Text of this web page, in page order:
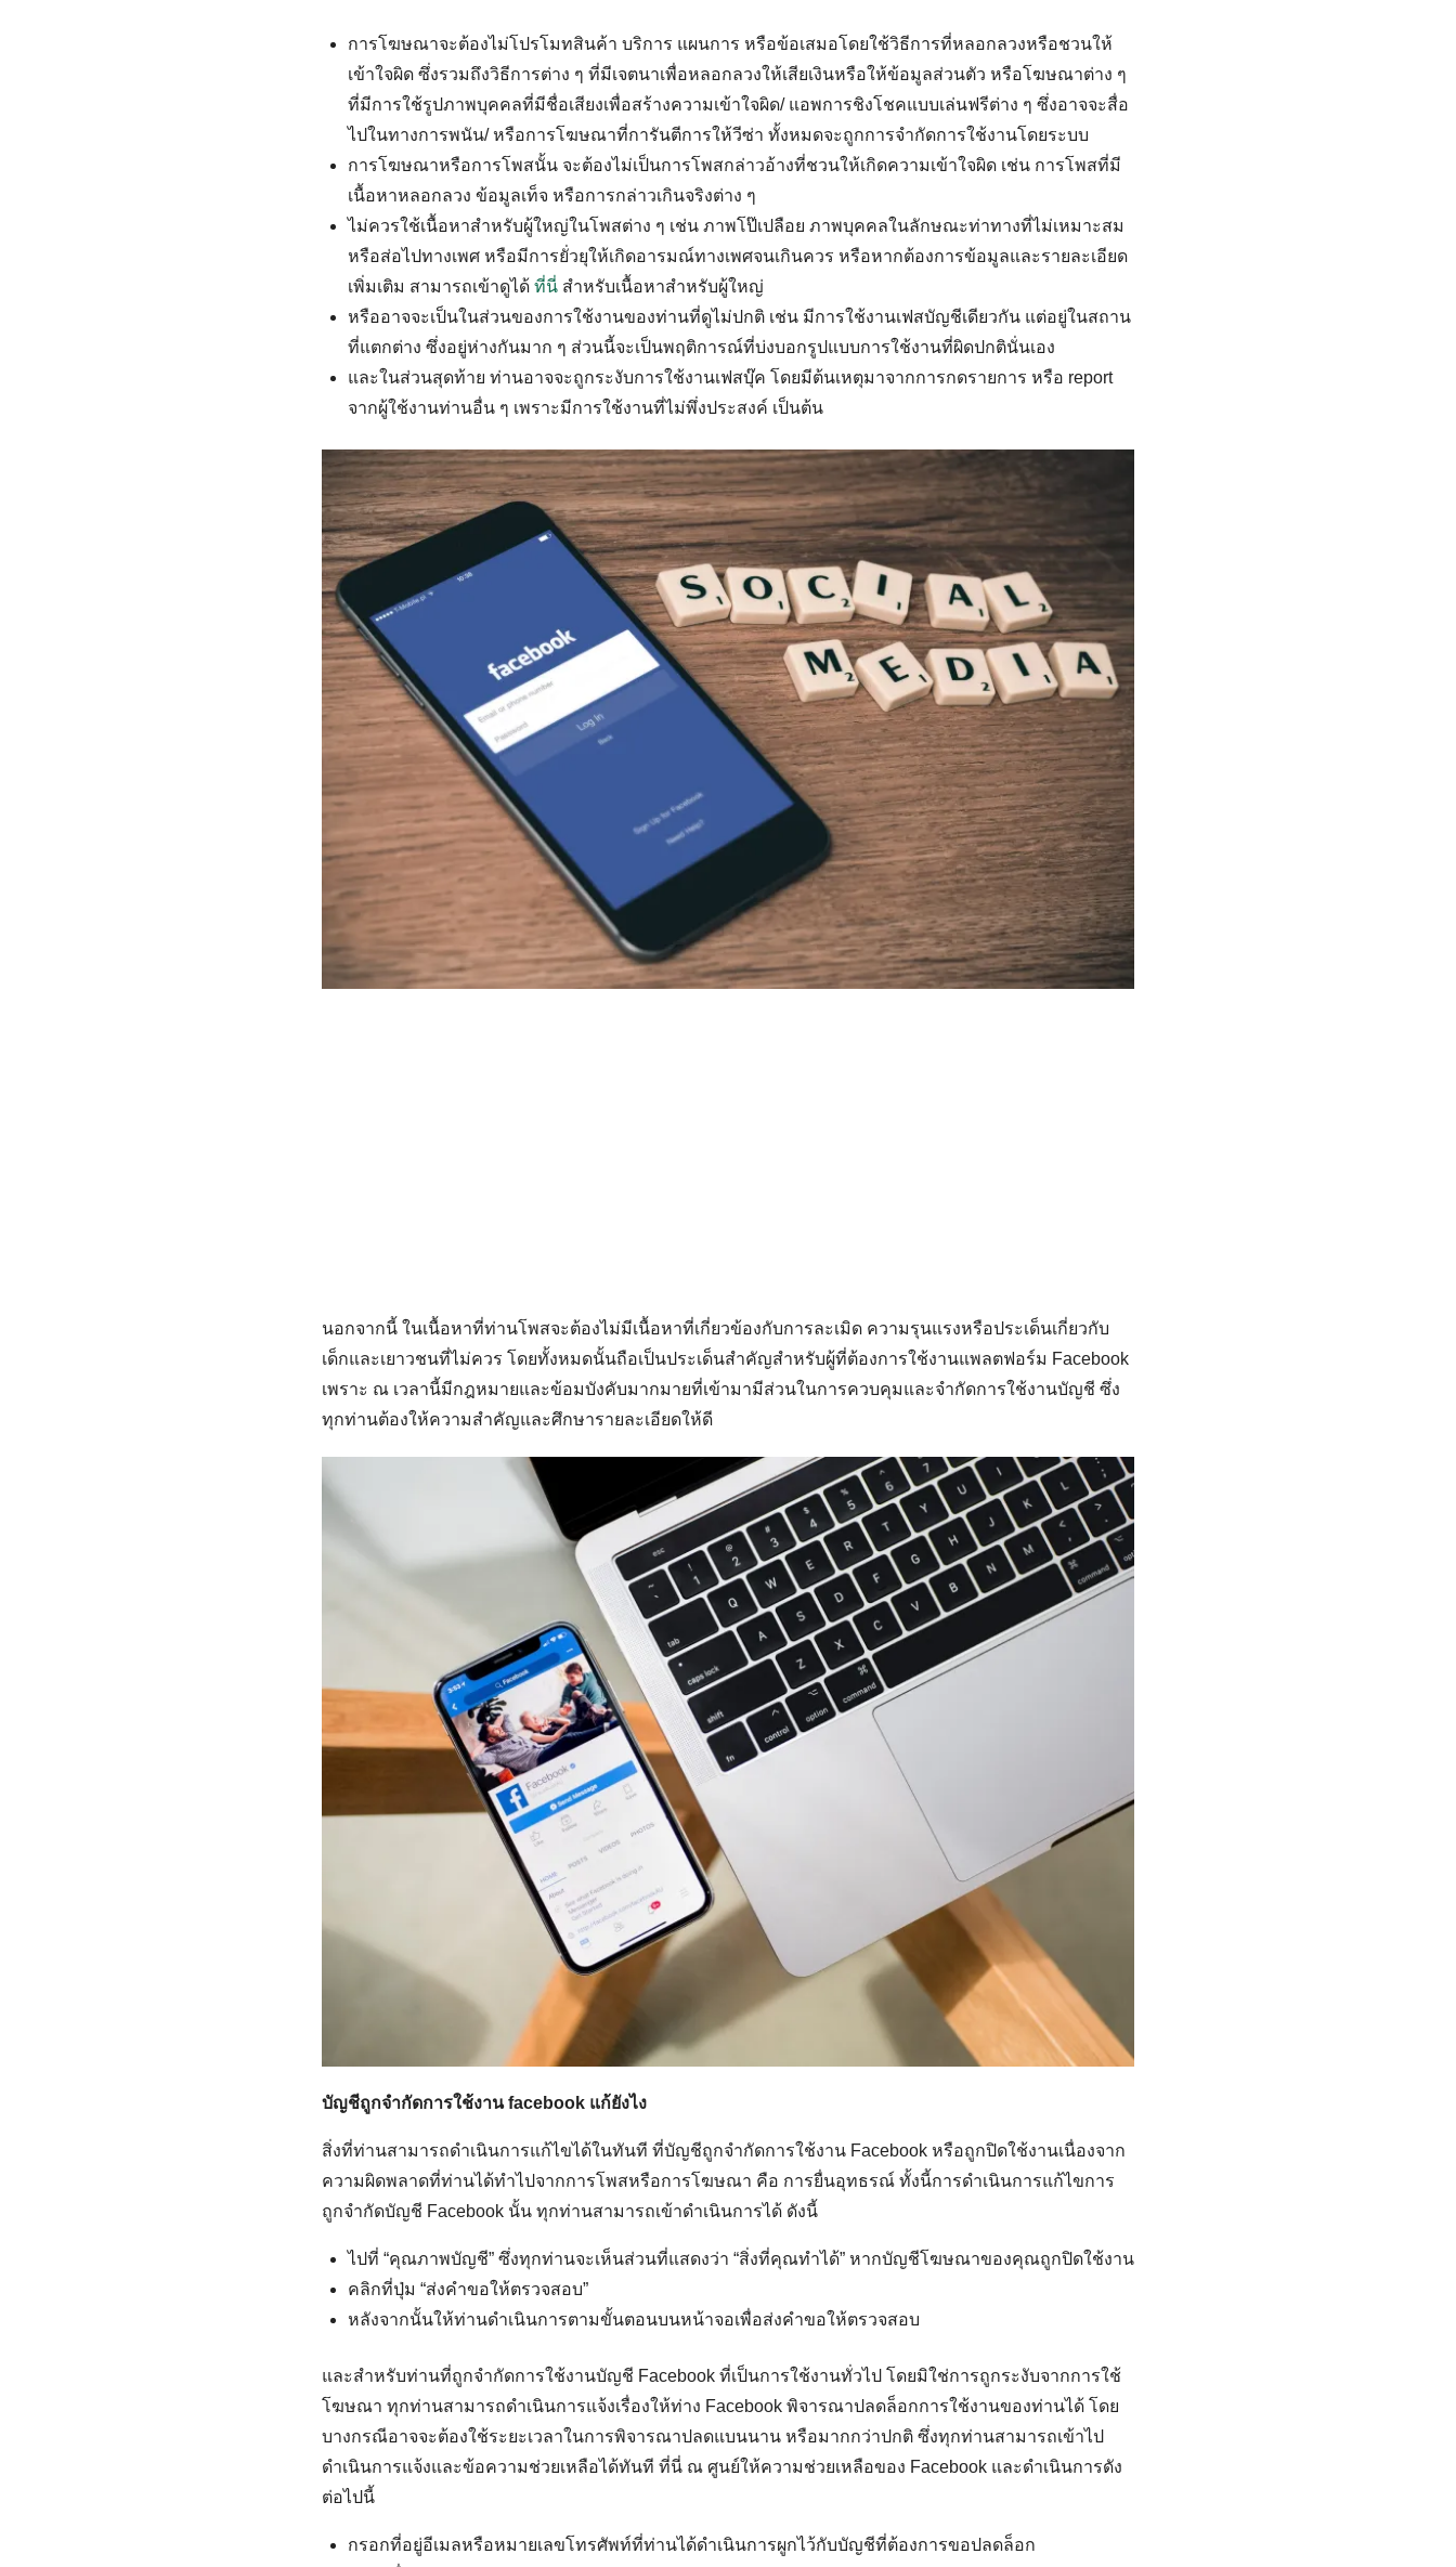
Search
การโฆษณาจะต้องไม่โปรโมทสินค้า บริการ แผนการ หรือข้อเสมอโดยใช้วิธีการที่หลอกลวงหรือชวนให้
เข้าใจผิด ซึ่งรวมถึงวิธีการต่าง ๆ ที่มีเจตนาเพื่อหลอกลวงให้เสียเงินหรือให้ข้อมูลส่วนตัว หรือโฆษณาต่าง ๆ
ที่มีการใช้รูปภาพบุคคลที่มีชื่อเสียงเพื่อสร้างความเข้าใจผิด/ แอพการชิงโชคแบบเล่นฟรีต่าง ๆ ซึ่งอาจจะสื่อ
ไปในทางการพนัน/ หรือการโฆษณาที่การันตีการให้วีซ่า ทั้งหมดจะถูกการจำกัดการใช้งานโดยระบบ
การโฆษณาหรือการโพสนั้น จะต้องไม่เป็นการโพสกล่าวอ้างที่ชวนให้เกิดความเข้าใจผิด เช่น การโพสที่มี
เนื้อหาหลอกลวง ข้อมูลเท็จ หรือการกล่าวเกินจริงต่าง ๆ
ไม่ควรใช้เนื้อหาสำหรับผู้ใหญ่ในโพสต่าง ๆ เช่น ภาพโป๊เปลือย ภาพบุคคลในลักษณะท่าทางที่ไม่เหมาะสม
หรือส่อไปทางเพศ หรือมีการยั่วยุให้เกิดอารมณ์ทางเพศจนเกินควร หรือหากต้องการข้อมูลและรายละเอียด
เพิ่มเติม สามารถเข้าดูได้ ที่นี่ สำหรับเนื้อหาสำหรับผู้ใหญ่
หรืออาจจะเป็นในส่วนของการใช้งานของท่านที่ดูไม่ปกติ เช่น มีการใช้งานเฟสบัญชีเดียวกัน แต่อยู่ในสถาน
ที่แตกต่าง ซึ่งอยู่ห่างกันมาก ๆ ส่วนนี้จะเป็นพฤติการณ์ที่บ่งบอกรูปแบบการใช้งานที่ผิดปกตินั่นเอง
และในส่วนสุดท้าย ท่านอาจจะถูกระงับการใช้งานเฟสบุ๊ค โดยมีต้นเหตุมาจากการกดรายการ หรือ report
จากผู้ใช้งานท่านอื่น ๆ เพราะมีการใช้งานที่ไม่พึ่งประสงค์ เป็นต้น
นอกจากนี้ ในเนื้อหาที่ท่านโพสจะต้องไม่มีเนื้อหาที่เกี่ยวข้องกับการละเมิด ความรุนแรงหรือประเด็นเกี่ยวกับ
เด็กและเยาวชนที่ไม่ควร โดยทั้งหมดนั้นถือเป็นประเด็นสำคัญสำหรับผู้ที่ต้องการใช้งานแพลตฟอร์ม Facebook
เพราะ ณ เวลานี้มีกฎหมายและข้อมบังคับมากมายที่เข้ามามีส่วนในการควบคุมและจำกัดการใช้งานบัญชี ซึ่ง
ทุกท่านต้องให้ความสำคัญและศึกษารายละเอียดให้ดี
บัญชีถูกจำกัดการใช้งานfacebook แก้ยังไง
สิ่งที่ท่านสามารถดำเนินการแก้ไขได้ในทันที ที่บัญชีถูกจำกัดการใช้งาน Facebook หรือถูกปิดใช้งานเนื่องจาก
ความผิดพลาดที่ท่านได้ทำไปจากการโพสหรือการโฆษณา คือ การยื่นอุทธรณ์ ทั้งนี้การดำเนินการแก้ไขการ
ถูกจำกัดบัญชี Facebook นั้น ทุกท่านสามารถเข้าดำเนินการได้ ดังนี้
ไปที่ “คุณภาพบัญชี” ซึ่งทุกท่านจะเห็นส่วนที่แสดงว่า “สิ่งที่คุณทำได้” หากบัญชีโฆษณาของคุณถูกปิดใช้งาน
คลิกที่ปุ่ม “ส่งคำขอให้ตรวจสอบ”
หลังจากนั้นให้ท่านดำเนินการตามขั้นตอนบนหน้าจอเพื่อส่งคำขอให้ตรวจสอบ
และสำหรับท่านที่ถูกจำกัดการใช้งานบัญชี Facebook ที่เป็นการใช้งานทั่วไป โดยมิใช่การถูกระงับจากการใช้
โฆษณา ทุกท่านสามารถดำเนินการแจ้งเรื่องให้ท่าง Facebook พิจารณาปลดล็อกการใช้งานของท่านได้ โดย
บางกรณีอาจจะต้องใช้ระยะเวลาในการพิจารณาปลดแบนนาน หรือมากกว่าปกติ ซึ่งทุกท่านสามารถเข้าไป
ดำเนินการแจ้งและข้อความช่วยเหลือได้ทันที ที่นี่ ณ ศูนย์ให้ความช่วยเหลือของ Facebook และดำเนินการดัง
ต่อไปนี้
กรอกที่อยู่อีเมลหรือหมายเลขโทรศัพท์ที่ท่านได้ดำเนินการผูกไว้กับบัญชีที่ต้องการขอปลดล็อก